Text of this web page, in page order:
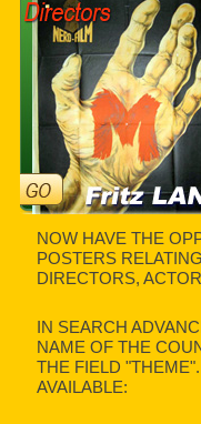
NOW HAVE THE
POSTERS
DIRECTORS,
IN SEARCH
NAME OF THE
THE FIELD
AVAILABLE: